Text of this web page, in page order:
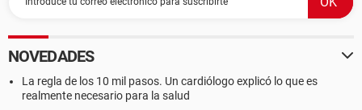
NOVEDADES
La regla de los 10 mil pasos. Un cardiólogo explicó lo que es
realmente necesario para la salud